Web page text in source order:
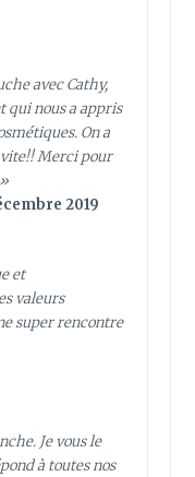
avec Cathy,
qui nous a appris
On a
Merci pour
2019
et
valeurs
super rencontre
Je vous le
à toutes nos